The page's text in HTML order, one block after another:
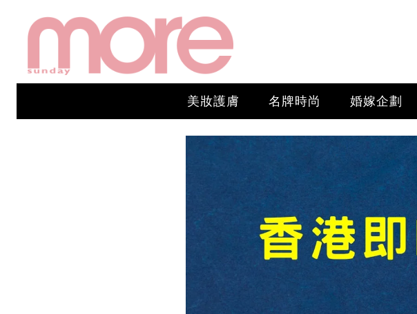
美妝護膚 名牌時尚 婚嫁企劃